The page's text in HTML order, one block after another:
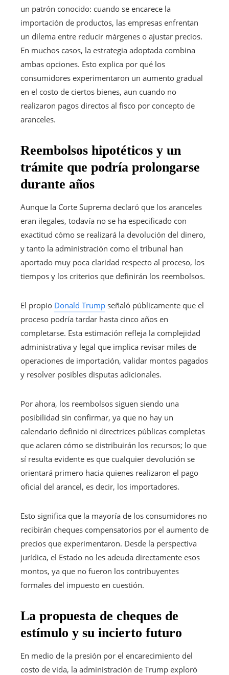
un patrón conocido: cuando se encarece la
importación de productos, las empresas enfrentan
un dilema entre reducir márgenes o ajustar precios.
En muchos casos, la estrategia adoptada combina
ambas opciones. Esto explica por qué los
consumidores experimentaron un aumento gradual
en el costo de ciertos bienes, aun cuando no
realizaron pagos directos al fisco por concepto de
aranceles.
Reembolsos hipotéticos y un
trámite que podría prolongarse
durante años
Aunque la Corte Suprema declaró que los aranceles
eran ilegales, todavía no se ha especificado con
exactitud cómo se realizará la devolución del dinero,
y tanto la administración como el tribunal han
aportado muy poca claridad respecto al proceso, los
tiempos y los criterios que definirán los reembolsos.
El propio Donald Trump señaló públicamente que el
proceso podría tardar hasta cinco años en
completarse. Esta estimación refleja la complejidad
administrativa y legal que implica revisar miles de
operaciones de importación, validar montos pagados
y resolver posibles disputas adicionales.
Por ahora, los reembolsos siguen siendo una
posibilidad sin confirmar, ya que no hay un
calendario definido ni directrices públicas completas
que aclaren cómo se distribuirán los recursos; lo que
sí resulta evidente es que cualquier devolución se
orientará primero hacia quienes realizaron el pago
oficial del arancel, es decir, los importadores.
Esto significa que la mayoría de los consumidores no
recibirán cheques compensatorios por el aumento de
precios que experimentaron. Desde la perspectiva
jurídica, el Estado no les adeuda directamente esos
montos, ya que no fueron los contribuyentes
formales del impuesto en cuestión.
La propuesta de cheques de
estímulo y su incierto futuro
En medio de la presión por el encarecimiento del
costo de vida, la administración de Trump exploró